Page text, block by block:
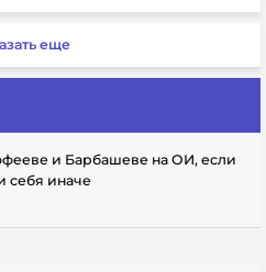
еще
и Барбашеве на ОИ, если
себя иначе